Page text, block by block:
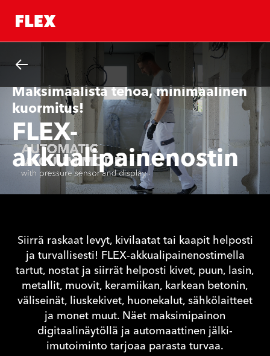
Takaisin.
Maksimaalista tehoa, minimaalinen
kuormitus!
FLEX-
akkualipainenostin
Siirrä raskaat levyt, kivilaatat tai kaapit helposti
ja turvallisesti! FLEX-akkualipainenostimella
tartut, nostat ja siirrät helposti kivet, puun, lasin,
metallit, muovit, keramiikan, karkean betonin,
väliseinät, liuskekivet, huonekalut, sähkölaitteet
ja monet muut. Näet maksimipainon
digitaalinäytöllä ja automaattinen jälki-
imutoiminto tarjoaa parasta turvaa.